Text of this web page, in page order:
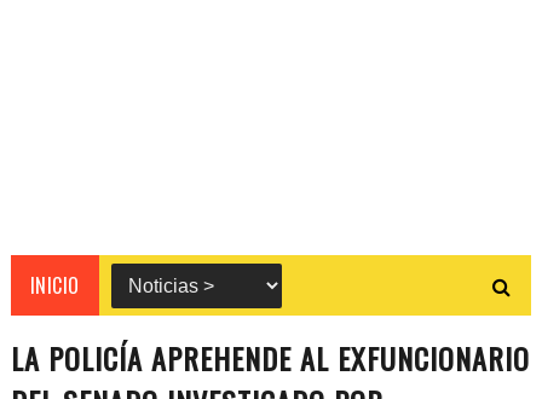
INICIO
LA POLICÍA APREHENDE AL EXFUNCIONARIO